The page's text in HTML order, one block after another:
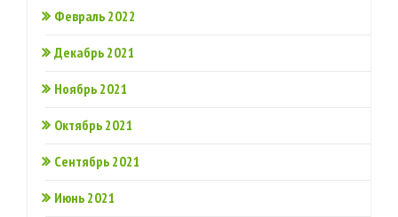
Февраль 2022
Декабрь 2021
Ноябрь 2021
Октябрь 2021
Сентябрь 2021
Июнь 2021